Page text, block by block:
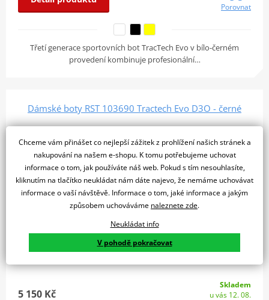
Porovnat
Třetí generace sportovních bot TracTech Evo v bílo-černém
provedení kombinuje profesionální…
Dámské boty RST 103690 Tractech Evo D3O - černé
5 150 Kč
Skladem
u vás 12. 08.
Chceme vám přinášet co nejlepší zážitek z prohlížení našich stránek a
nakupování na našem e-shopu. K tomu potřebujeme uchovat
informace o tom, jak používáte náš web. Pokud s tím nesouhlasíte,
kliknutím na tlačítko neukládat nám dáte najevo, že nemáme uchovávat
informace o vaší návštěvě. Informace o tom, jaké informace a jakým
způsobem uchováváme naleznete zde.
Neukládat info
V pohodě pokračovat